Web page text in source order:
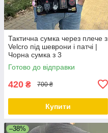
Тактична сумка через плече з
Velcro під шеврони і патчі |
Чорна сумка з 3
відділеннями, Оксфорд
Готово до відправки
420 ₴ 700 ₴
Купити
–38%